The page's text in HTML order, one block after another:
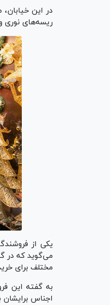
در این
ریسه‌های نوری
یکی از
می‌گوید که در
مختلف برای
به گفته این
اجناس